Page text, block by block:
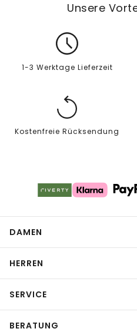
Unsere
1-3 Werktage Lieferzeit
Kostenfreie Rücksendung
DAMEN
HERREN
SERVICE
BERATUNG